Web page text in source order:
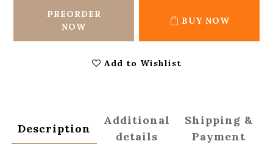
PREORDER
NOW
BUY NOW
Add to Wishlist
Description
Additional
details
Shipping &
Payment